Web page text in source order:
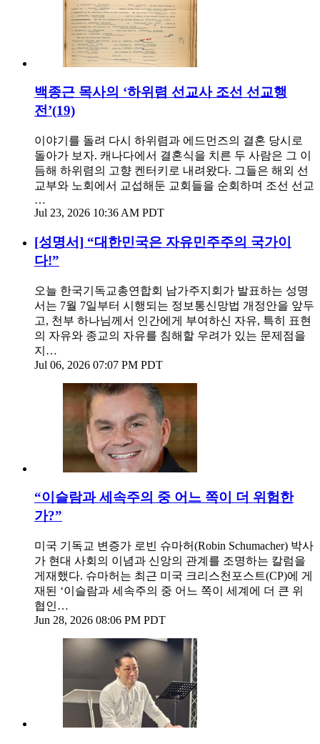
백종근 목사의 ‘하위렴 선교사 조선 선교행
전’(19)
이야기를 돌려 다시 하위렴과 에드먼즈의 결혼 당시로
돌아가 보자. 캐나다에서 결혼식을 치른 두 사람은 그 이
듬해 하위렴의 고향 켄터키로 내려왔다. 그들은 해외 선
교부와 노회에서 교섭해둔 교회들을 순회하며 조선 선교
…
Jul 23, 2026 10:36 AM PDT
[성명서] “대한민국은 자유민주주의 국가이
다!”
오늘 한국기독교총연합회 남가주지회가 발표하는 성명
서는 7월 7일부터 시행되는 정보통신망법 개정안을 앞두
고, 천부 하나님께서 인간에게 부여하신 자유, 특히 표현
의 자유와 종교의 자유를 침해할 우려가 있는 문제점을
지…
Jul 06, 2026 07:07 PM PDT
“이슬람과 세속주의 중 어느 쪽이 더 위험한
가?”
미국 기독교 변증가 로빈 슈마허(Robin Schumacher) 박사
가 현대 사회의 이념과 신앙의 관계를 조명하는 칼럼을
게재했다. 슈마허는 최근 미국 크리스천포스트(CP)에 게
재된 ‘이슬람과 세속주의 중 어느 쪽이 세계에 더 큰 위
협인…
Jun 28, 2026 08:06 PM PDT